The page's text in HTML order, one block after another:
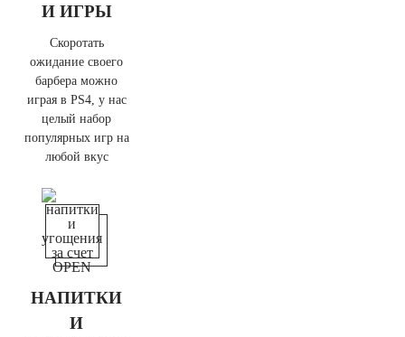
И ИГРЫ
Скоротать
ожидание своего
барбера можно
играя в PS4, у нас
целый набор
популярных игр на
любой вкус
НАПИТКИ
И